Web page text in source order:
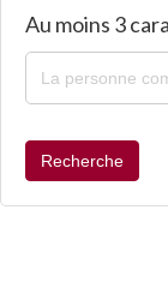
Au moins 3
Recherche